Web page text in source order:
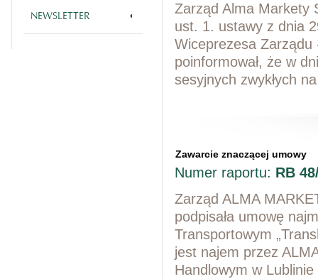
NEWSLETTER
Zarząd Alma Markety
ust. 1. ustawy z dnia
Wiceprezesa
poinformował, że w
sesyjnych zwykłych
Zawarcie znaczącej umowy
Numer raportu: RB
Zarząd ALMA
podpisała umowę
Transportowym
jest najem przez
Handlowym w